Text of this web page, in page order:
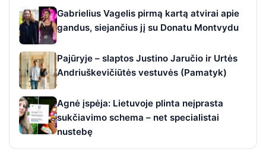
Gabrielius Vagelis pirmą kartą atvirai apie
gandus, siejančius jį su Donatu Montvydu
Pajūryje – slaptos Justino Jaručio ir Urtės
Andriuškevičiūtės vestuvės (Pamatyk)
Agnė įspėja: Lietuvoje plinta neįprasta
sukčiavimo schema – net specialistai
nustebę